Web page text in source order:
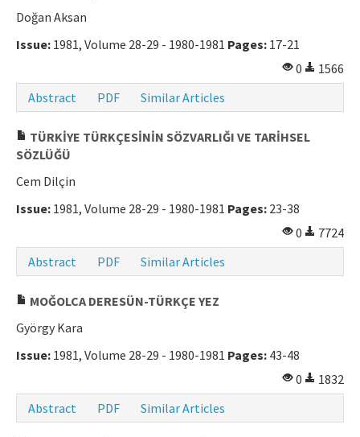
Doğan Aksan
Issue: 1981, Volume 28-29 - 1980-1981 Pages: 17-21
0
1566
Abstract
PDF Similar Articles
TÜRKİYE TÜRKÇESİNİN SÖZVARLIĞI VE TARİHSEL
SÖZLÜĞÜ
Cem Dilçin
Issue: 1981, Volume 28-29 - 1980-1981 Pages: 23-38
0
7724
Abstract
PDF Similar Articles
MOĞOLCA DERESÜN-TÜRKÇE YEZ
György Kara
Issue: 1981, Volume 28-29 - 1980-1981 Pages: 43-48
0
1832
Abstract
PDF Similar Articles